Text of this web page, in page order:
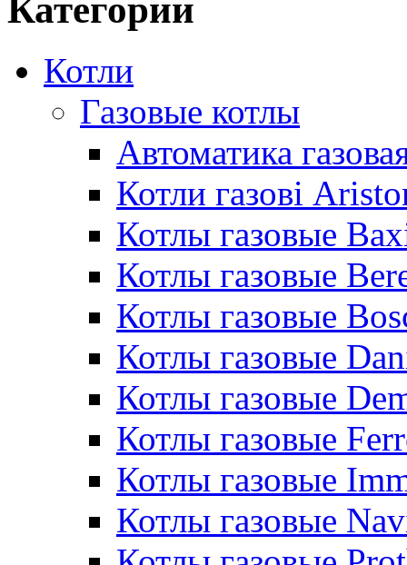
Категории
Котли
Газовые котлы
Автоматика
Котли газові
Котлы газовые
Котлы газовые
Котлы газовые
Котлы газовые
Котлы газовые
Котлы газовые
Котлы газовые
Котлы газовые